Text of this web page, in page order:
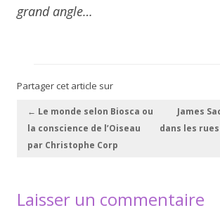
grand angle…
Partager cet article sur
Navigation des articles
← Le monde selon Biosca ou
la conscience de l’Oiseau
par Christophe Corp
James
dans les
Laisser un commentaire